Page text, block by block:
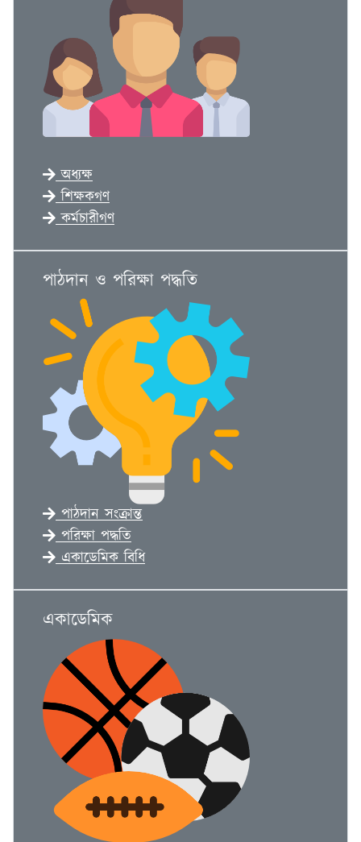
অধ‍্যক্ষ
শিক্ষকগণ
কর্মচারীগণ
পাঠদান ও পরিক্ষা পদ্ধতি
পাঠদান সংক্রান্ত
পরিক্ষা পদ্ধতি
একাডেমিক বিধি
একাডেমিক